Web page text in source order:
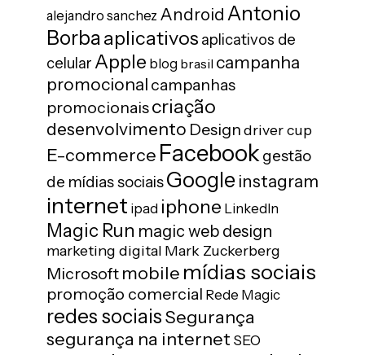
alejandro sanchez Android Antonio
Borbaaplicativos aplicativos de
celular Apple blog brasil campanha
promocional campanhas
promocionaiscriação
desenvolvimento Designdriver cup
E-commerce Facebookgestão
de mídias sociaisGoogle instagram
internet ipad iphone LinkedIn
Magic Run magic web design
marketing digital Mark Zuckerberg
Microsoft mobile mídias sociais
promoção comercial Rede Magic
redes sociaisSegurança
segurança na internet SEO